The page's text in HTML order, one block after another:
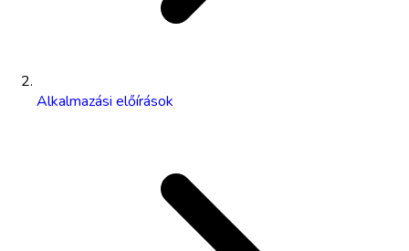
Alkalmazási előírások